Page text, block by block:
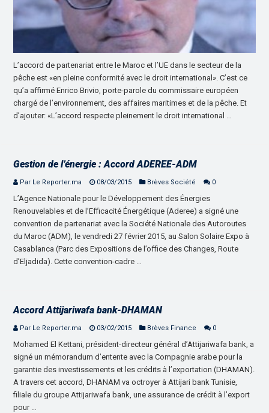
L’accord de partenariat entre le Maroc et l’UE dans le secteur de la
pêche est «en pleine conformité avec le droit international». C’est ce
qu’a affirmé Enrico Brivio, porte-parole du commissaire européen
chargé de l’environnement, des affaires maritimes et de la pêche. Et
d’ajouter: «L’accord respecte pleinement le droit international …
Gestion de l’énergie : Accord ADEREE-ADM
Par Le Reporter.ma 08/03/2015 Brèves Société 0
L’Agence Nationale pour le Développement des Énergies
Renouvelables et de l’Efficacité Énergétique (Aderee) a signé une
convention de partenariat avec la Société Nationale des Autoroutes
du Maroc (ADM), le vendredi 27 février 2015, au Salon Solaire Expo à
Casablanca (Parc des Expositions de l’office des Changes, Route
d’Eljadida). Cette convention-cadre …
Accord Attijariwafa bank-DHAMAN
Par Le Reporter.ma 03/02/2015 Brèves Finance 0
Mohamed El Kettani, président-directeur général d’Attijariwafa bank, a
signé un mémorandum d’entente avec la Compagnie arabe pour la
garantie des investissements et les crédits à l’exportation (DHAMAN).
A travers cet accord, DHANAM va octroyer à Attijari bank Tunisie,
filiale du groupe Attijariwafa bank, une assurance de crédit à l’export
pour …